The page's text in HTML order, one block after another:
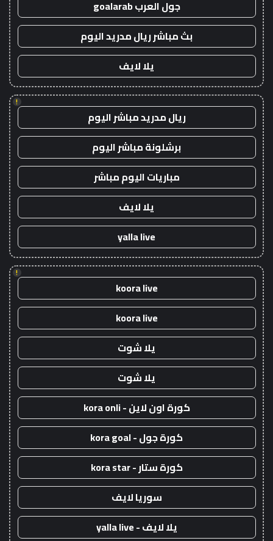
جول العرب goalarab
بث مباشر ريال مدريد اليوم
يلا لايف
!
ريال مدريد مباشر اليوم
برشلونة مباشر اليوم
مباريات اليوم مباشر
يلا لايف
yalla live
!
koora live
koora live
يلا شوت
يلا شوت
كورة اون لاين - kora onli
كورة جول - kora goal
كورة ستار - kora star
سوريا لايف
يلا لايف - yalla live